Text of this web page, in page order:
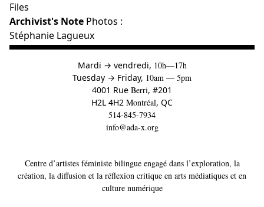
Files
Archivist's Note Photos :
Stéphanie Lagueux
Mardi →àvendredi, 10h—17h
Tuesday → to
Friday, 10am — 5pm
4001 Rue Berri, #201
H2L 4H2 Montréal, QC
514-845-7934
info@ada-x.org
Centre d’artistes féministe bilingue engagé dans l’exploration, la
création, la diffusion et la réflexion critique en arts médiatiques et en
culture numérique